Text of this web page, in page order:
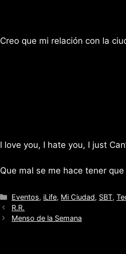
Creo que mi relación con la
I love you, I hate you, I just
Que mal se me hace tener
Categories
Eventos, iLife, Mi Ciudad, SBT,
R.R.
Menso de la Semana